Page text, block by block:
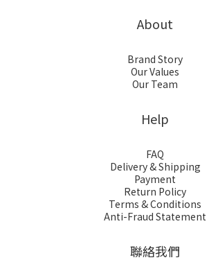
About
Brand Story
Our Values
Our Team
Help
FAQ
Delivery & Shipping
Payment
Return Policy
Terms & Conditions
Anti-Fraud Statement
聯絡我們